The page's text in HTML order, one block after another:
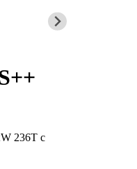
236T с